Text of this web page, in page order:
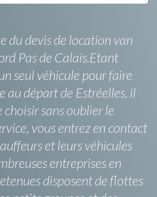
du devis de location van
Pas de Calais.Etant
seul véhicule pour faire
au départ de Estréelles, il
sans oublier le
vous entrez en contact
et leurs véhicules
entreprises en
disposent de flottes